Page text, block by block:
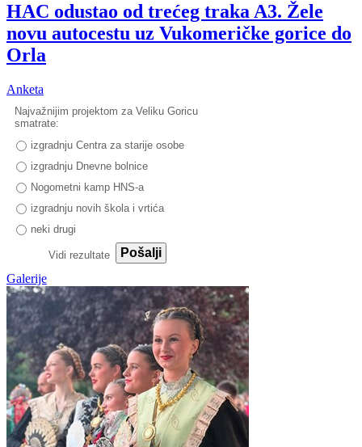
HAC odustao od trećeg traka A3. Žele
novu autocestu uz Vukomeričke gorice do
Orla
Anketa
Najvažnijim projektom za Veliku Goricu
smatrate:
izgradnju Centra za starije osobe
izgradnju Dnevne bolnice
Nogometni kamp HNS-a
izgradnju novih škola i vrtića
neki drugi
Vidi rezultate
Pošalji
Galerije